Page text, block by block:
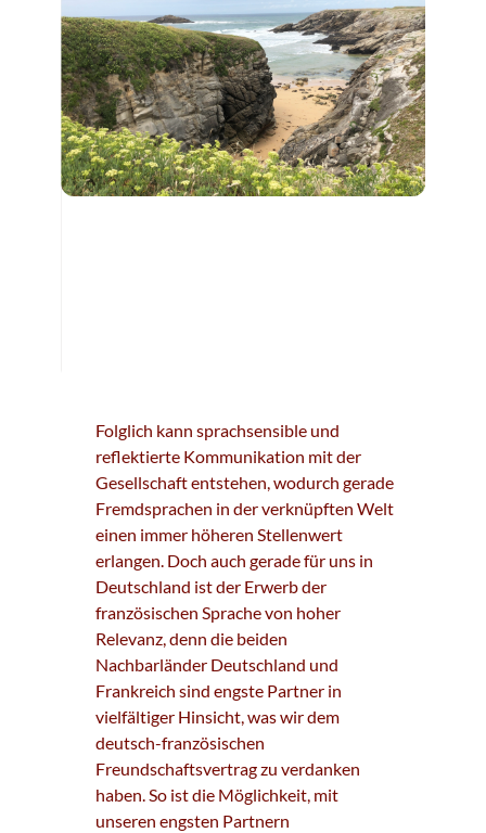
Folglich kann sprachsensible und
reflektierte Kommunikation mit der
Gesellschaft entstehen, wodurch gerade
Fremdsprachen in der verknüpften Welt
einen immer höheren Stellenwert
erlangen. Doch auch gerade für uns in
Deutschland ist der Erwerb der
französischen Sprache von hoher
Relevanz, denn die beiden
Nachbarländer Deutschland und
Frankreich sind engste Partner in
vielfältiger Hinsicht, was wir dem
deutsch-französischen
Freundschaftsvertrag zu verdanken
haben. So ist die Möglichkeit, mit
unseren engsten Partnern